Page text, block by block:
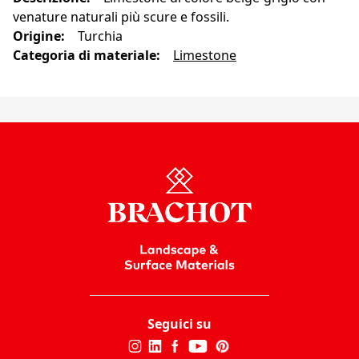
venature naturali più scure e fossili.
Origine:
Turchia
Categoria di materiale: Limestone
Seguici su